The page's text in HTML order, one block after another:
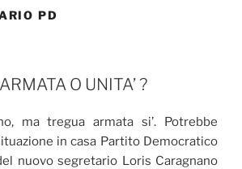
PD
O UNITA’ ?
ma tregua armata si’. Potrebbe
in casa Partito Democratico
nuovo segretario Loris Caragnano